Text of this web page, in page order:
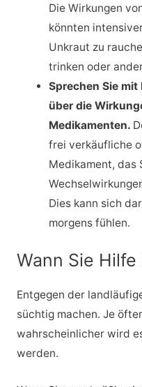
Die Wirkungen
könnten
Unkraut zu
trinken oder
Sprechen Sie
über die
Medikamenten.
frei verkäufliche
Medikament, das
Dies kann sich
morgens fühlen.
Wann Sie
Entgegen der
süchtig machen. Je
wahrscheinlicher wird
werden.